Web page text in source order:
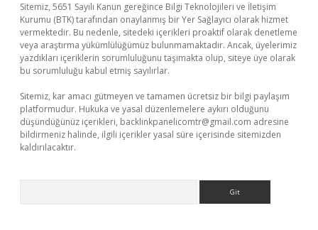
Sitemiz, 5651 Sayılı Kanun gereğince Bilgi Teknolojileri ve İletişim
Kurumu (BTK) tarafından onaylanmış bir Yer Sağlayıcı olarak hizmet
vermektedir. Bu nedenle, sitedeki içerikleri proaktif olarak denetleme
veya araştırma yükümlülüğümüz bulunmamaktadır. Ancak, üyelerimiz
yazdıkları içeriklerin sorumluluğunu taşımakta olup, siteye üye olarak
bu sorumluluğu kabul etmiş sayılırlar.
Sitemiz, kar amacı gütmeyen ve tamamen ücretsiz bir bilgi paylaşım
platformudur. Hukuka ve yasal düzenlemelere aykırı olduğunu
düşündüğünüz içerikleri, backlinkpanelicomtr@gmail.com adresine
bildirmeniz halinde, ilgili içerikler yasal süre içerisinde sitemizden
kaldırılacaktır.